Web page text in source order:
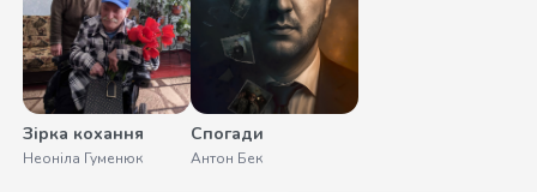
Зірка кохання
Неоніла Гуменюк
Спогади
Антон Бек